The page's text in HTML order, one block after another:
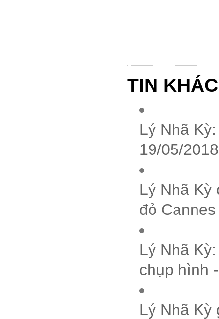
TIN KHÁC
Lý Nhã
19/05/2018
Lý Nhã Kỳ
đỏ
Lý Nhã
chụp hình
Lý Nhã Kỳ